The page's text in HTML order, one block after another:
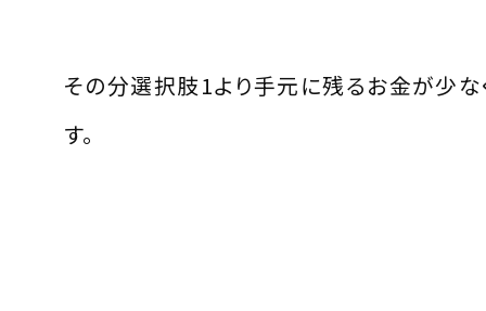
その分選択肢1より手元に残るお金が少な
す。